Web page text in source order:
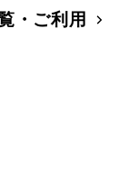
・ご利用